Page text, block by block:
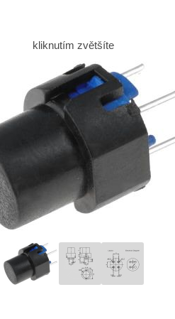
kliknutím zvětšíte